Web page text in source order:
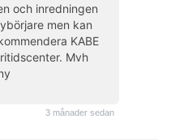
och inredningen
men kan
KABE
Mvh
3 månader sedan